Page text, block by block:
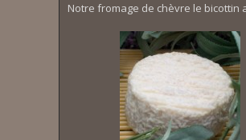
Notre fromage de chèvre le bicottin